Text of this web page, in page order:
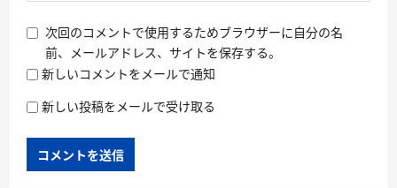
次回のコメントで使用するためブラウザーに自分の名
前、メールアドレス、サイトを保存する。
新しいコメントをメールで通知
新しい投稿をメールで受け取る